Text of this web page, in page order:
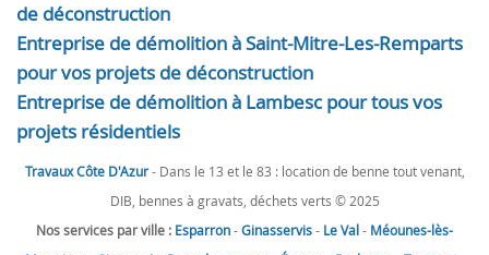
de déconstruction
Entreprise de démolition à Saint-Mitre-Les-Remparts
pour vos projets de déconstruction
Entreprise de démolition à Lambesc pour tous vos
projets résidentiels
Travaux Côte D'Azur- Dans le 13 et le 83 : location de benne tout venant,
DIB, bennes à gravats, déchets verts © 2025
Nos services par ville : Esparron-Ginasservis- Le Val- Méounes-lès-